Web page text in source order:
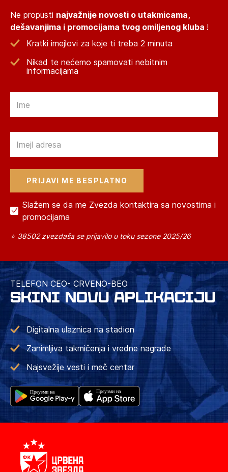
Ne propusti najvažnije novosti o utakmicama,
dešavanjima i promocijama tvog omiljenog kluba !
Kratki imejlovi za koje ti treba 2 minuta
Nikad te nećemo spamovati nebitnim
informacijama
Slažem se da me Zvezda kontaktira sa novostima i
promocijama
⭐ 38502 zvezdaša se prijavilo u toku sezone 2025/26
TELEFON CEO- CRVENO-BEO
SKINI NOVU APLIKACIJU
Digitalna ulaznica na stadion
Zanimljiva takmičenja i vredne nagrade
Najsvežije vesti i meč centar